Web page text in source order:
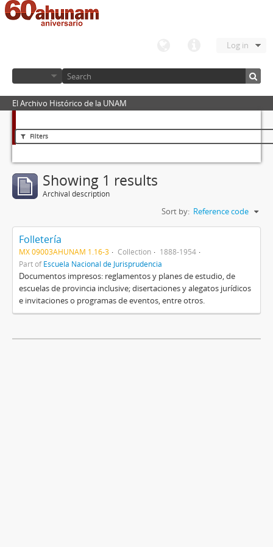
Log in
El Archivo Histórico de la UNAM
Filters
Showing 1 results
Archival description
Sort by: Reference code
Folletería
MX 09003AHUNAM 1.16-3 Collection
1888-1954
Part ofEscuela Nacional de Jurisprudencia
Documentos impresos: reglamentos y planes de estudio, de
escuelas de provincia inclusive; disertaciones y alegatos jurídicos
e invitaciones o programas de eventos, entre otros.